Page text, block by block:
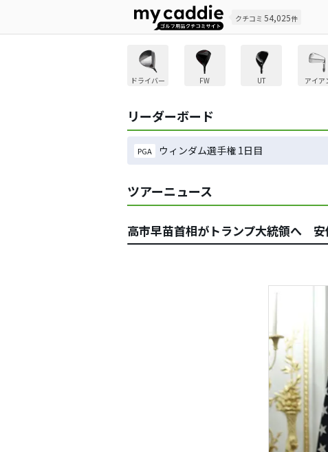
クチコミ 54,025件
ドライバー FW UT アイア
リーダーボード
PGA ウィンダム選手権 1日目
ツアーニュース
高市早苗首相がトランプ大統領へ